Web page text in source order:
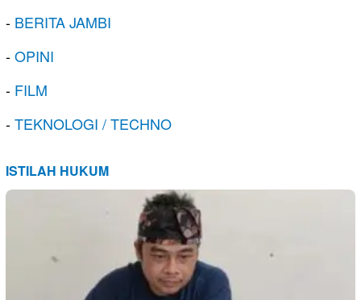
- BERITA JAMBI
-OPINI
- FILM
-TEKNOLOGI / TECHNO
ISTILAH HUKUM